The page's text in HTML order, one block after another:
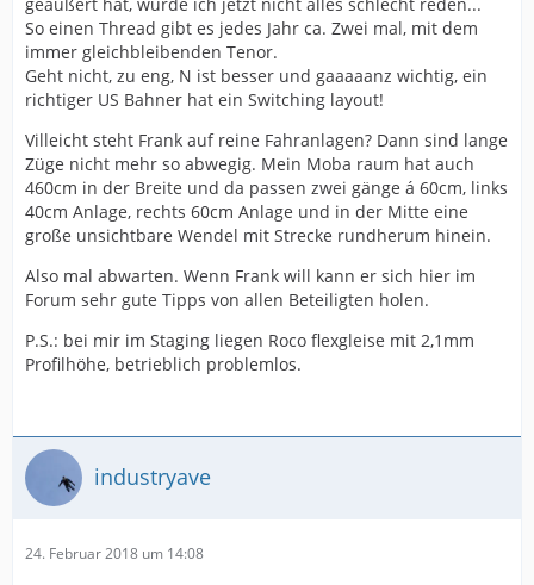
So einen Thread gibt es jedes Jahr ca. Zwei mal, mit dem
immer gleichbleibenden Tenor.
Geht nicht, zu eng, N ist besser und gaaaaanz wichtig, ein
richtiger US Bahner hat ein Switching layout!
Villeicht steht Frank auf reine Fahranlagen? Dann sind lange
Züge nicht mehr so abwegig. Mein Moba raum hat auch
460cm in der Breite und da passen zwei gänge á 60cm, links
40cm Anlage, rechts 60cm Anlage und in der Mitte eine
große unsichtbare Wendel mit Strecke rundherum hinein.
Also mal abwarten. Wenn Frank will kann er sich hier im
Forum sehr gute Tipps von allen Beteiligten holen.
P.S.: bei mir im Staging liegen Roco flexgleise mit 2,1mm
Profilhöhe, betrieblich problemlos.
industryave
24. Februar 2018 um 14:08